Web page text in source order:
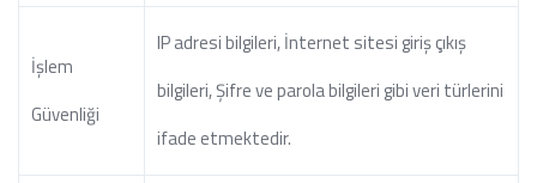
İşlem
Güvenliği
IP adresi bilgileri, İnternet sitesi giriş çıkış
bilgileri, Şifre ve parola bilgileri gibi veri türlerini
ifade etmektedir.